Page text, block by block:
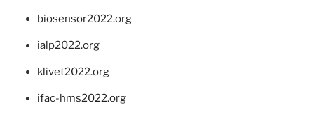
biosensor2022.org
ialp2022.org
klivet2022.org
ifac-hms2022.org